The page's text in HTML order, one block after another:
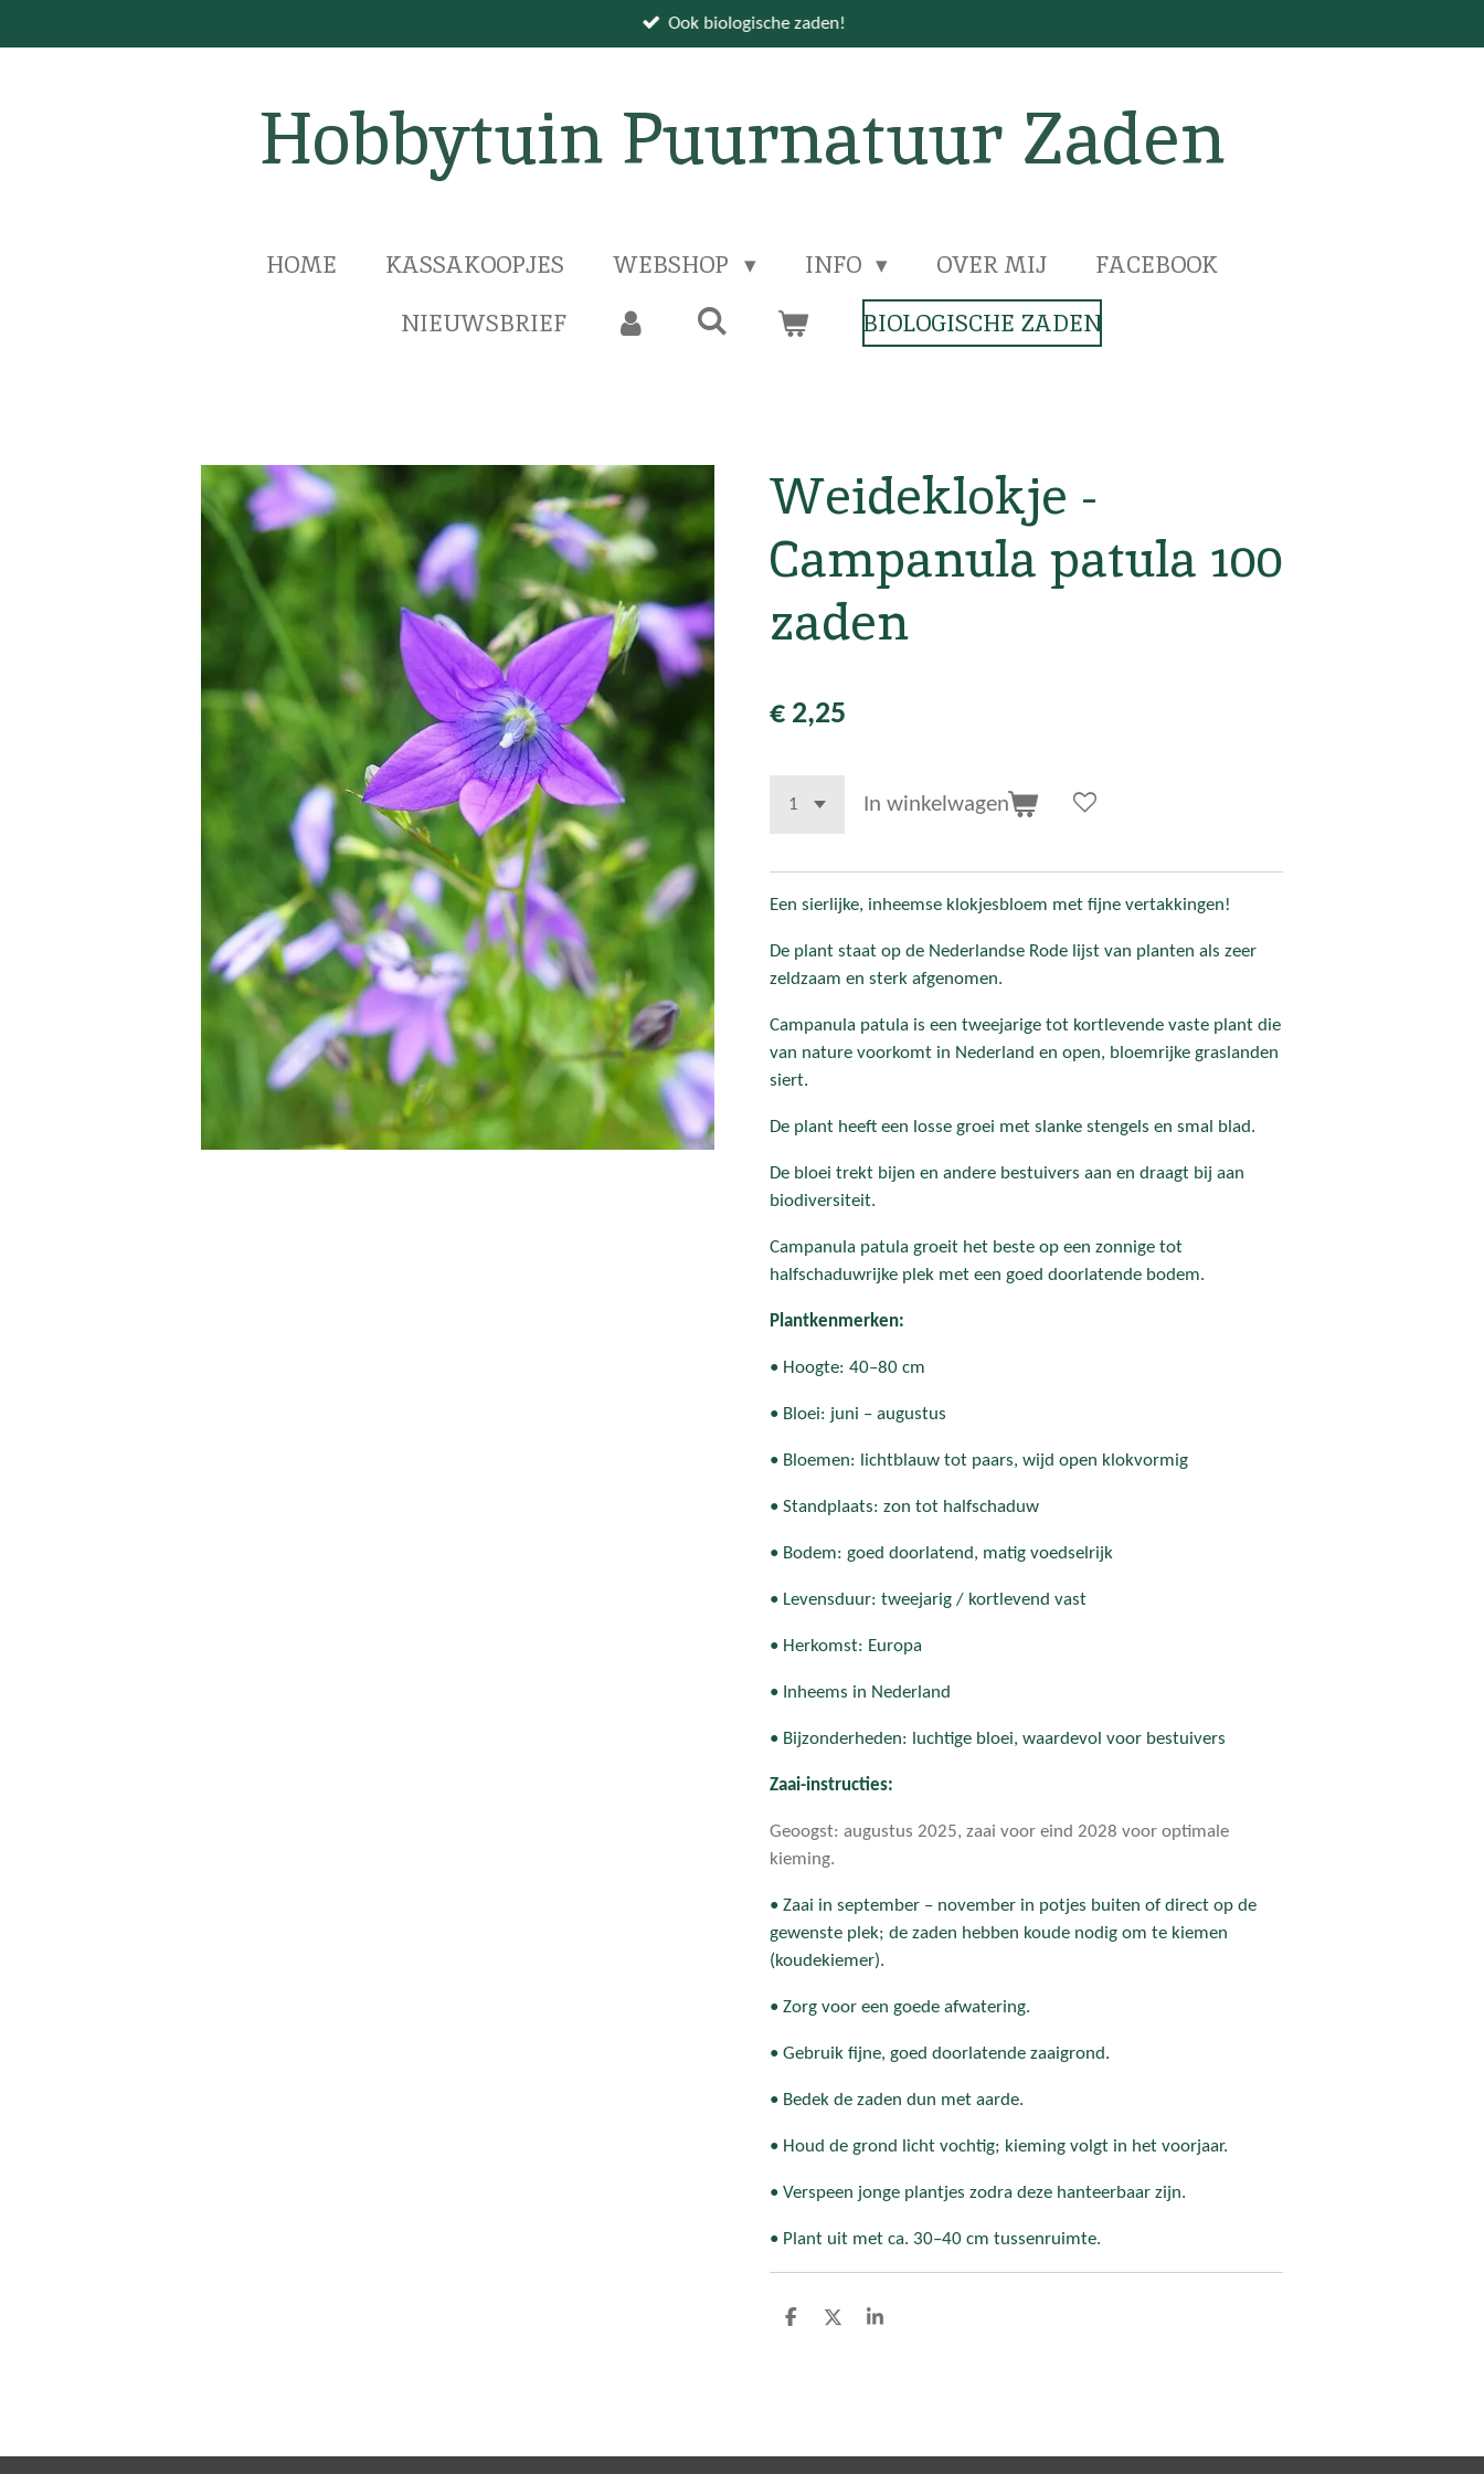
direct
Ook biologische zaden!
Hobbytuin Puurnatuur Zaden
HOME KASSAKOOPJES WEBSHOP INFO OVER MIJ
FACEBOOK
NIEUWSBRIEF
BIOLOGISCHE ZADEN
Weideklokje -
Campanula patula 100
zaden
€ 2,25
In winkelwagen
Een sierlijke, inheemse klokjesbloem met fijne vertakkingen!
De plant staat op de Nederlandse Rode lijst van planten als zeer
zeldzaam en sterk afgenomen.
Campanula patula is een tweejarige tot kortlevende vaste plant die
van nature voorkomt in Nederland en open, bloemrijke graslanden
siert.
De plant heeft een losse groei met slanke stengels en smal blad.
De bloei trekt bijen en andere bestuivers aan en draagt bij aan
biodiversiteit.
Campanula patula groeit het beste op een zonnige tot
halfschaduwrijke plek met een goed doorlatende bodem.
Plantkenmerken:
• Hoogte: 40–80 cm
• Bloei: juni – augustus
• Bloemen: lichtblauw tot paars, wijd open klokvormig
• Standplaats: zon tot halfschaduw
• Bodem: goed doorlatend, matig voedselrijk
• Levensduur: tweejarig / kortlevend vast
• Herkomst: Europa
• Inheems in Nederland
• Bijzonderheden: luchtige bloei, waardevol voor bestuivers
Zaai-instructies:
Geoogst: augustus 2025, zaai voor eind 2028 voor optimale
kieming.
• Zaai in september – november in potjes buiten of direct op de
gewenste plek; de zaden hebben koude nodig om te kiemen
(koudekiemer).
• Zorg voor een goede afwatering.
• Gebruik fijne, goed doorlatende zaaigrond.
• Bedek de zaden dun met aarde.
• Houd de grond licht vochtig; kieming volgt in het voorjaar.
• Verspeen jonge plantjes zodra deze hanteerbaar zijn.
• Plant uit met ca. 30–40 cm tussenruimte.
D
D
S